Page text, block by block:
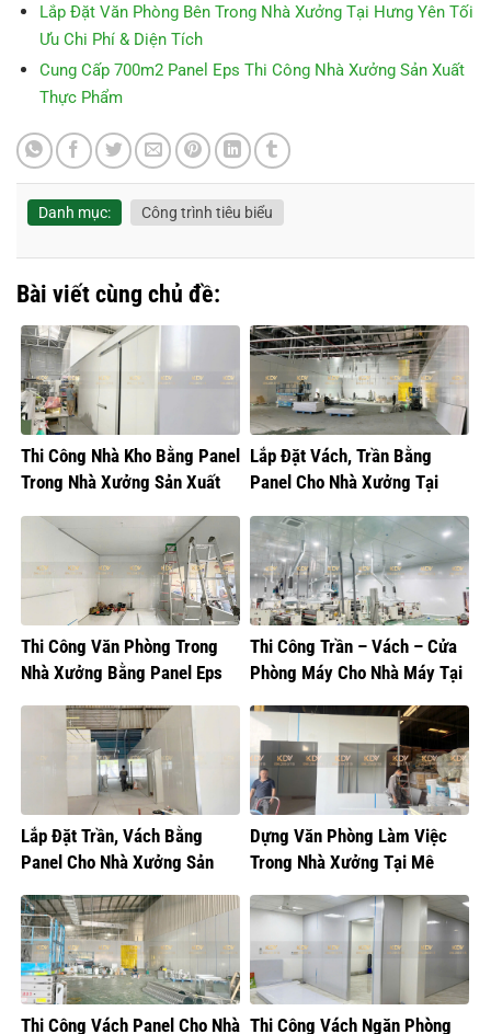
Lắp Đặt Văn Phòng Bên Trong Nhà Xưởng Tại Hưng Yên Tối
Ưu Chi Phí & Diện Tích
Cung Cấp 700m2 Panel Eps Thi Công Nhà Xưởng Sản Xuất
Thực Phẩm
Danh mục: Công trình tiêu biểu
Bài viết cùng chủ đề:
Thi Công Nhà Kho Bằng Panel
Trong Nhà Xưởng Sản Xuất
Lắp Đặt Vách, Trần Bằng
Panel Cho Nhà Xưởng Tại
Thi Công Văn Phòng Trong
Nhà Xưởng Bằng Panel Eps
Thi Công Trần – Vách – Cửa
Phòng Máy Cho Nhà Máy Tại
Lắp Đặt Trần, Vách Bằng
Panel Cho Nhà Xưởng Sản
Dựng Văn Phòng Làm Việc
Trong Nhà Xưởng Tại Mê
Thi Công Vách Panel Cho Nhà Thi Công Vách Ngăn Phòng